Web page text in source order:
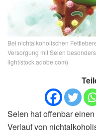
Bei nichtalkoholischen
Versorgung mit Selen
light/stock.adobe.com)
Selen hat offenbar
Verlauf von